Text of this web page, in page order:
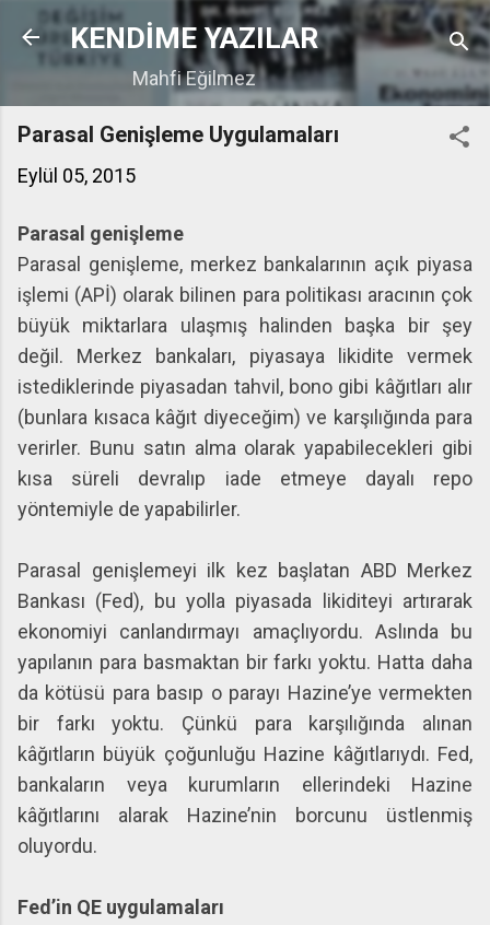
Ana içeriğe atla
KENDİME YAZILAR
Mahfi Eğilmez
Parasal Genişleme Uygulamaları
Eylül 05, 2015
Parasal genişleme
Parasal genişleme, merkez bankalarının açık piyasa
işlemi (APİ) olarak bilinen para politikası aracının çok
büyük miktarlara ulaşmış halinden başka bir şey
değil. Merkez bankaları, piyasaya likidite vermek
istediklerinde piyasadan tahvil, bono gibi kâğıtları alır
(bunlara kısaca kâğıt diyeceğim) ve karşılığında para
verirler. Bunu satın alma olarak yapabilecekleri gibi
kısa süreli devralıp iade etmeye dayalı repo
yöntemiyle de yapabilirler.
Parasal genişlemeyi ilk kez başlatan ABD Merkez
Bankası (Fed), bu yolla piyasada likiditeyi artırarak
ekonomiyi canlandırmayı amaçlıyordu. Aslında bu
yapılanın para basmaktan bir farkı yoktu. Hatta daha
da kötüsü para basıp o parayı Hazine’ye vermekten
bir farkı yoktu. Çünkü para karşılığında alınan
kâğıtların büyük çoğunluğu Hazine kâğıtlarıydı. Fed,
bankaların veya kurumların ellerindeki Hazine
kâğıtlarını alarak Hazine’nin borcunu üstlenmiş
oluyordu.
Fed’in QE uygulamaları